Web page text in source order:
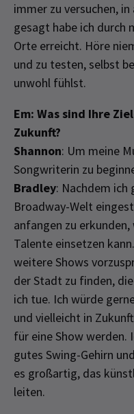
immer zu versuchen,
gesagt habe ich durch
Orte erreicht. Höre
und zu testen, selbst
unwohl fühlst.
Em: Was sind Ihre
Zukunft?
Shannon: Um meine
Songwriterin zu
Bradley: Nachdem ich
Broadway-Welt
anfangen zu
Talente einsetzen
weitere Shows
der Stadt zu finden,
ich tue. Ich würde
und vielleicht in
für eine Show werden.
gutes Swing-Gehirn
es großartig, das
leiten.